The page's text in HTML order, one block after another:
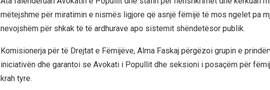
mëtejshme për miratimin e nismës ligjore që asnjë fëmijë të mos ngelet pa
nevojshëm për shkak të të ardhurave apo sistemit shëndetësor publik.
Komisionerja për të Drejtat e Fëmijëve, Alma Faskaj përgëzoi grupin e
iniciativën dhe garantoi se Avokati i Popullit dhe seksioni i posaçëm për
krah tyre.